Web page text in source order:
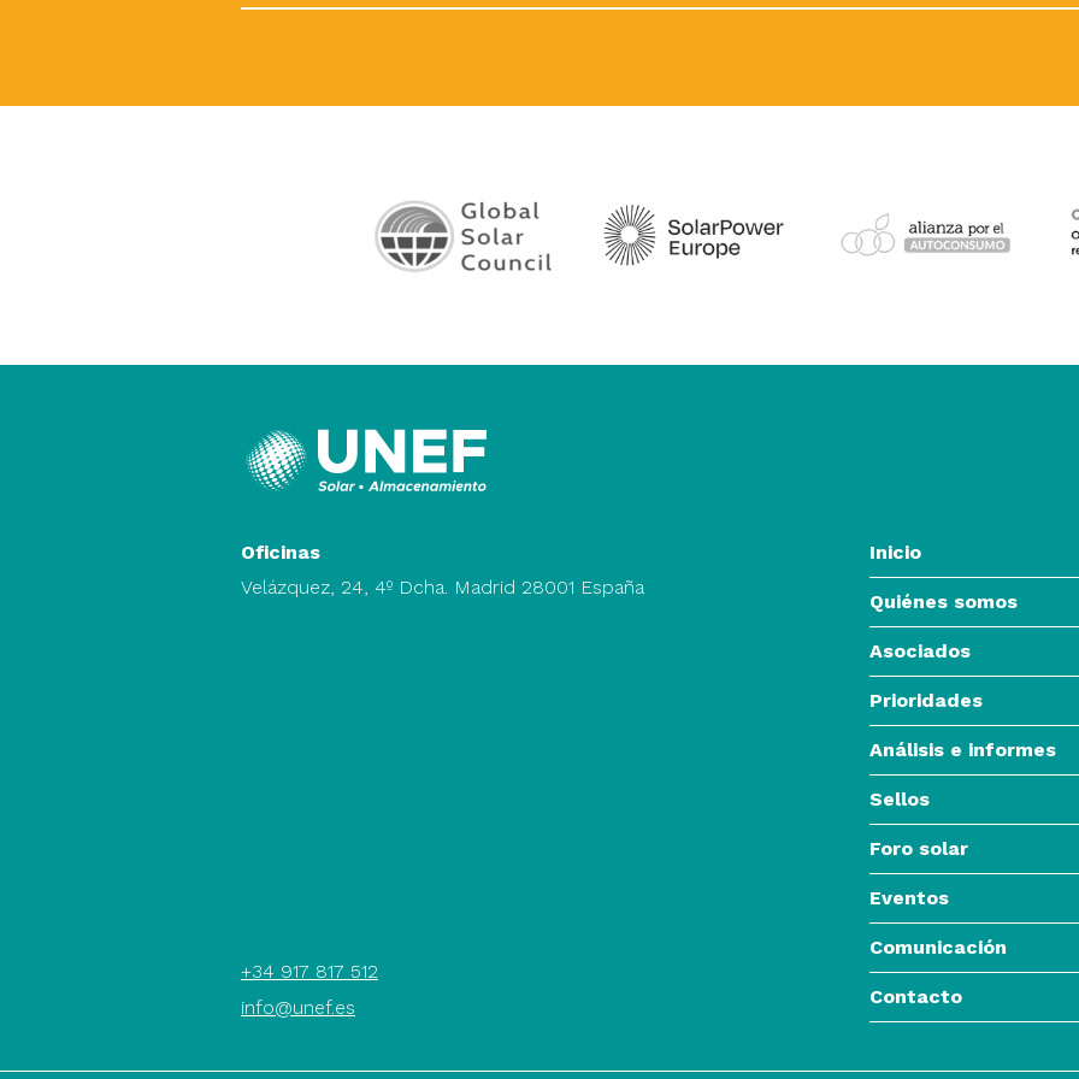
Oficinas
Velázquez, 24, 4º Dcha. Madrid 28001 España
+34 917 817 512
info@unef.es
Inicio
Quiénes somos
Asociados
Prioridades
Análisis e informes
Sellos
Foro solar
Eventos
Comunicación
Contacto